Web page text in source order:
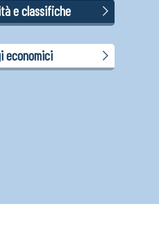
e classifiche
economici